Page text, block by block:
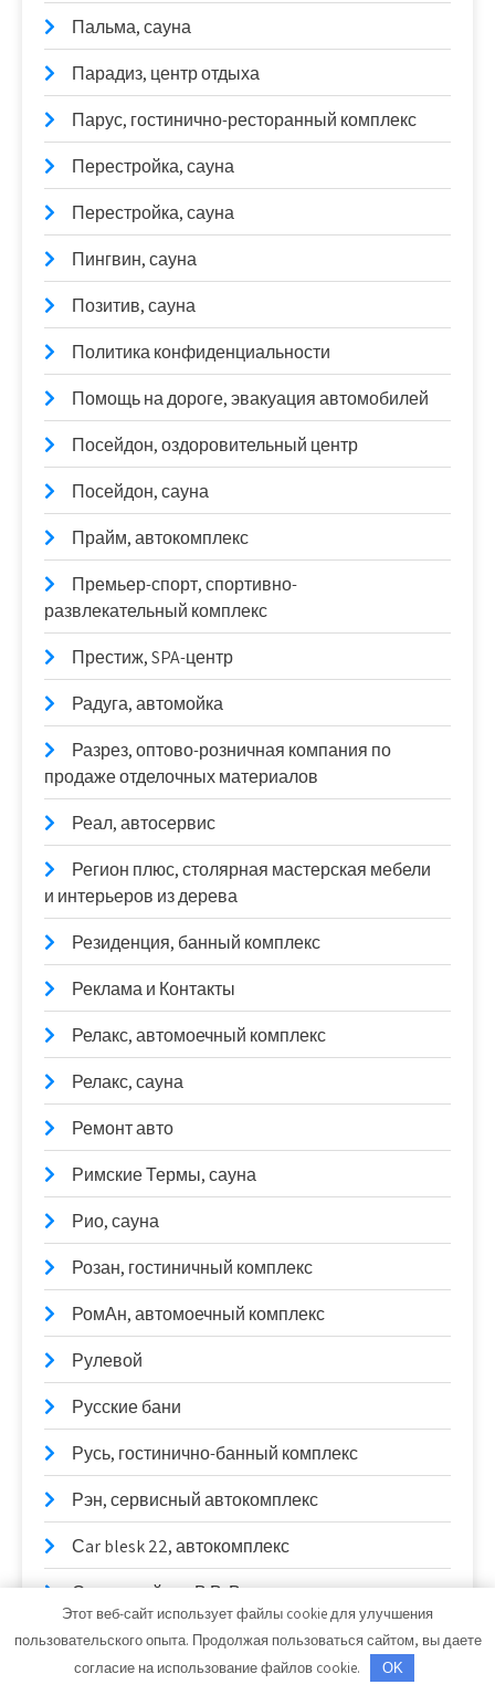
Пальма, сауна
Парадиз, центр отдыха
Парус, гостинично-ресторанный комплекс
Перестройка, сауна
Перестройка, сауна
Пингвин, сауна
Позитив, сауна
Политика конфиденциальности
Помощь на дороге, эвакуация автомобилей
Посейдон, оздоровительный центр
Посейдон, сауна
Прайм, автокомплекс
Премьер-спорт, спортивно-
развлекательный комплекс
Престиж, SPA-центр
Радуга, автомойка
Разрез, оптово-розничная компания по
продаже отделочных материалов
Реал, автосервис
Регион плюс, столярная мастерская мебели
и интерьеров из дерева
Резиденция, банный комплекс
Реклама и Контакты
Релакс, автомоечный комплекс
Релакс, сауна
Ремонт авто
Римские Термы, сауна
Рио, сауна
Розан, гостиничный комплекс
РомАн, автомоечный комплекс
Рулевой
Русские бани
Русь, гостинично-банный комплекс
Рэн, сервисный автокомплекс
Сar blesk 22, автокомплекс
Санаторий им. В.В. Володарского
Сателлит Сервис
Этот веб-сайт использует файлы cookie для улучшения
пользовательского опыта. Продолжая пользоваться сайтом, вы даете
согласие на использование файлов cookie.
OK